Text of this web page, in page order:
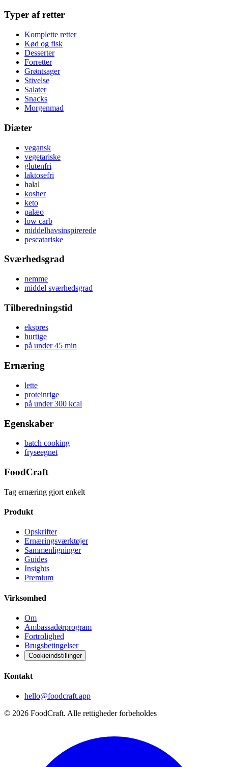
Typer af retter
Komplette retter
Kød og fisk
Desserter
Forretter
Grøntsager
Stivelse
Salater
Snacks
Morgenmad
Diæter
vegansk
vegetariske
glutenfri
laktosefri
halal
kosher
keto
palæo
low carb
middelhavsinspirerede
pescatariske
Sværhedsgrad
nemme
middel sværhedsgrad
Tilberedningstid
ekspres
hurtige
på under 45 min
Ernæring
lette
proteinrige
på under 300 kcal
Egenskaber
batch cooking
fryseegnet
FoodCraft
Tag ernæring gjort enkelt
Produkt
Opskrifter
Ernæringsværktøjer
Sammenligninger
Guides
Insights
Premium
Virksomhed
Om
Ambassadørprogram
Fortrolighed
Brugsbetingelser
Cookieindstillinger
Kontakt
hello@foodcraft.app
© 2026 FoodCraft. Alle rettigheder forbeholdes